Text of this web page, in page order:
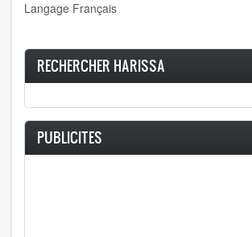
Langage Français
RECHERCHER HARISSA
PUBLICITES